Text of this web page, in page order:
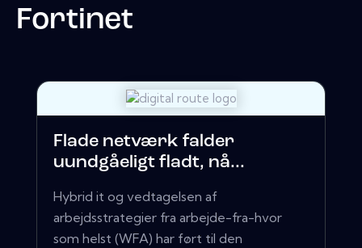
Fortinet
Flade netværk falder
uundgåeligt fladt, nå...
Hybrid it og vedtagelsen af ​​
arbejdsstrategier fra arbejde-fra-hvor
som helst (WFA) har ført til den